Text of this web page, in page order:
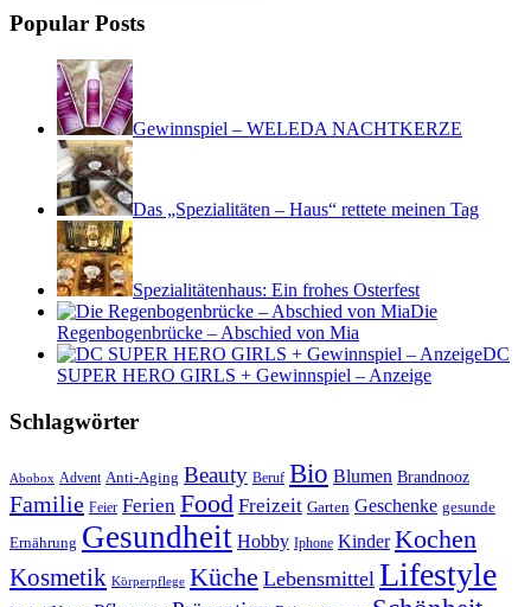
Popular Posts
Gewinnspiel – WELEDA NACHTKERZE
Das „Spezialitäten – Haus“ rettete meinen Tag
Spezialitätenhaus: Ein frohes Osterfest
Die
Regenbogenbrücke – Abschied von Mia
DC
SUPER HERO GIRLS + Gewinnspiel – Anzeige
Schlagwörter
Abobox Advent Anti-Aging Beauty Beruf Bio Blumen Brandnooz
Familie Feier Ferien Food Freizeit Garten Geschenke gesunde
Ernährung Gesundheit Hobby Iphone Kinder Kochen
Kosmetik Körperpflege Küche Lebensmittel Lifestyle